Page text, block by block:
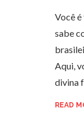
Você é
sabe
Aqui,
divina
READ